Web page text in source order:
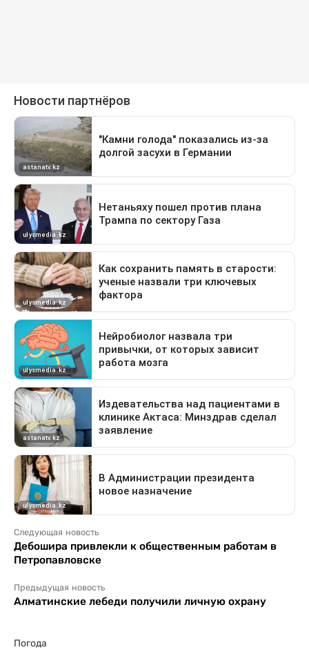
Следующая новость
Дебошира привлекли к общественным работам в
Петропавловске
Предыдущая новость
Алматинские лебеди получили личную охрану
Погода